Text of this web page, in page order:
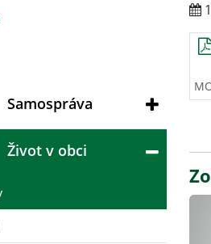
Samospráva
Život v obci